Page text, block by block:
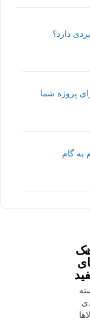
دارد؟
پروژه شما
به گام